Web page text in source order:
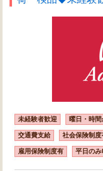
未経験者歓迎 曜日・時間
交通費支給 社会保険制度
雇用保険制度有 平日のみ